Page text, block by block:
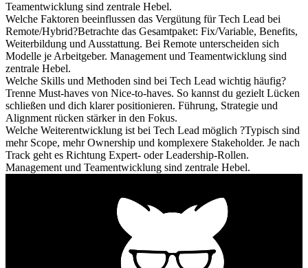
Teamentwicklung sind zentrale Hebel.
Welche Faktoren beeinflussen das Vergütung für Tech Lead bei
Remote/Hybrid?Betrachte das Gesamtpaket: Fix/Variable, Benefits,
Weiterbildung und Ausstattung. Bei Remote unterscheiden sich
Modelle je Arbeitgeber. Management und Teamentwicklung sind
zentrale Hebel.
Welche Skills und Methoden sind bei Tech Lead wichtig häufig?
Trenne Must-haves von Nice-to-haves. So kannst du gezielt Lücken
schließen und dich klarer positionieren. Führung, Strategie und
Alignment rücken stärker in den Fokus.
Welche Weiterentwicklung ist bei Tech Lead möglich ?Typisch sind
mehr Scope, mehr Ownership und komplexere Stakeholder. Je nach
Track geht es Richtung Expert- oder Leadership-Rollen.
Management und Teamentwicklung sind zentrale Hebel.